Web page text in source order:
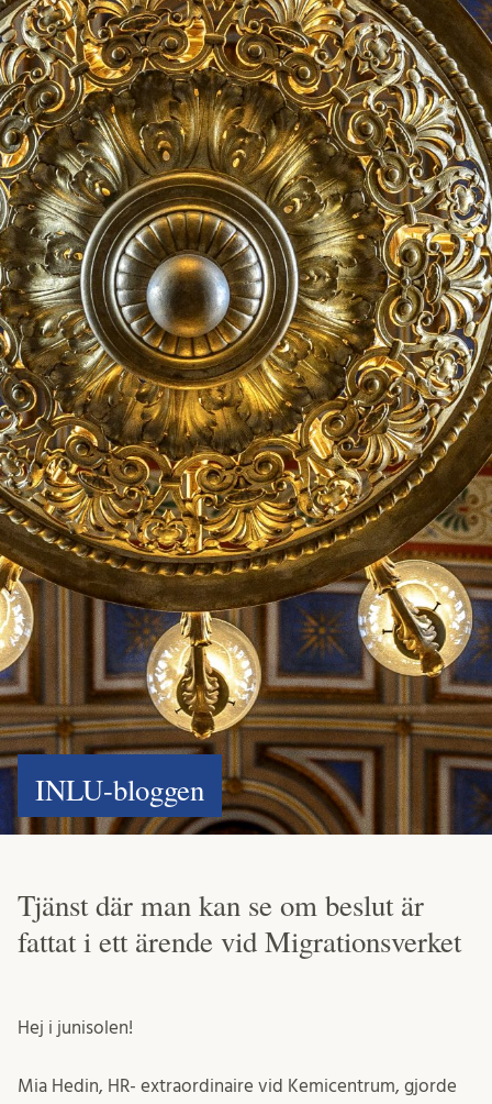
INLU-bloggen
Tjänst där man kan se om beslut är
fattat i ett ärende vid Migrationsverket
Hej i junisolen!
Mia Hedin, HR- extraordinaire vid Kemicentrum, gjorde